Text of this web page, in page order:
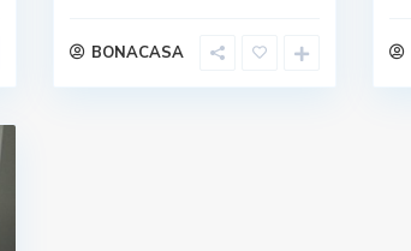
BONACASA